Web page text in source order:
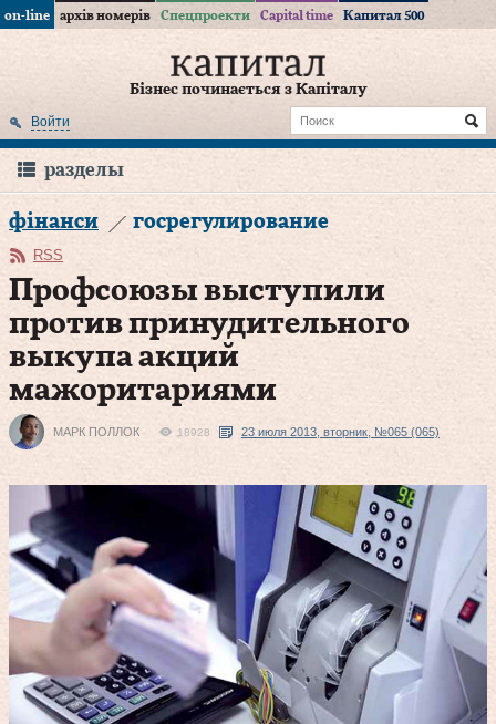
on-line архів номерів Спецпроекти Capital time Капитал 500
Бізнес починається з Капіталу
Войти
разделы
фінанси госрегулирование
RSS
Профсоюзы выступили
против принудительного
выкупа акций
мажоритариями
МАРК ПОЛЛОК 18928 23 июля 2013, вторник, №065 (065)